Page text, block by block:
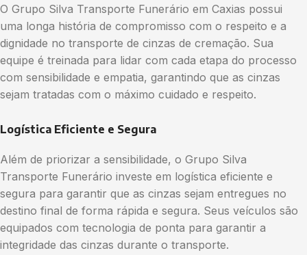
O Grupo Silva Transporte Funerário em Caxias possui
uma longa história de compromisso com o respeito e a
dignidade no transporte de cinzas de cremação. Sua
equipe é treinada para lidar com cada etapa do processo
com sensibilidade e empatia, garantindo que as cinzas
sejam tratadas com o máximo cuidado e respeito.
Logística Eficiente e Segura
Além de priorizar a sensibilidade, o Grupo Silva
Transporte Funerário investe em logística eficiente e
segura para garantir que as cinzas sejam entregues no
destino final de forma rápida e segura. Seus veículos são
equipados com tecnologia de ponta para garantir a
integridade das cinzas durante o transporte.